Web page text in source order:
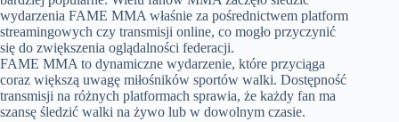
wydarzenia FAME MMA właśnie za pośrednictwem platform
streamingowych czy transmisji online, co mogło przyczynić
się do zwiększenia oglądalności federacji.
FAME MMA to dynamiczne wydarzenie, które przyciąga
coraz większą uwagę miłośników sportów walki. Dostępność
transmisji na różnych platformach sprawia, że każdy fan ma
szansę śledzić walki na żywo lub w dowolnym czasie.